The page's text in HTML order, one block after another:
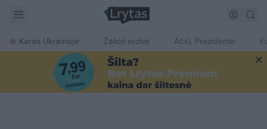
Karas Ukrainoje Žalioji erdvė Ačiū, Prezidente